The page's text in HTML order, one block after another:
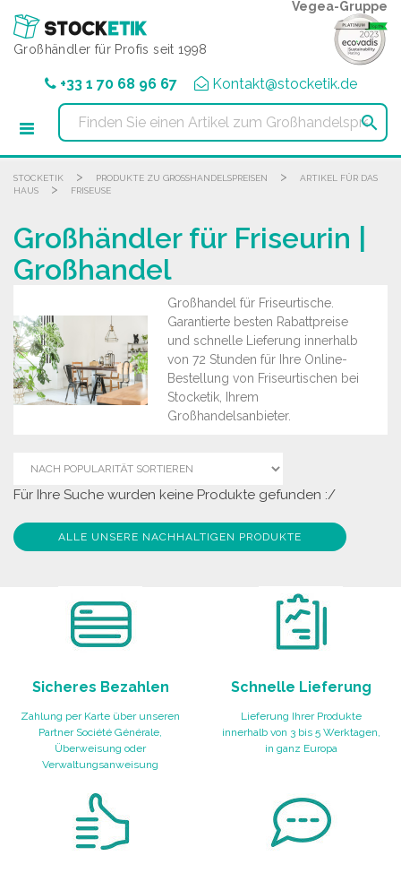
Großhändler für Profis seit 1998
Vegea-Gruppe
+33 1 70 68 96 67 Kontakt@stocketik.de

STOCKETIK > PRODUKTE ZU GROSSHANDELSPREISEN >
ARTIKEL FÜR DAS
HAUS
> FRISEUSE
Großhändler für Friseurin |
Großhandel
Großhandel für Friseurtische.
Garantierte besten Rabattpreise
und schnelle Lieferung innerhalb
von 72 Stunden für Ihre Online-
Bestellung von Friseurtischen bei
Stocketik, Ihrem
Großhandelsanbieter.
Für Ihre Suche wurden keine Produkte gefunden :/
ALLE UNSERE NACHHALTIGEN PRODUKTE
Sicheres Bezahlen
Zahlung per Karte über unseren
Partner Société Générale,
Überweisung oder
Verwaltungsanweisung
Schnelle Lieferung
Lieferung Ihrer Produkte
innerhalb von 3 bis 5 Werktagen,
in ganz Europa